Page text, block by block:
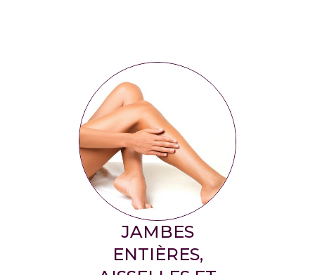
JAMBES
ENTIÈRES,